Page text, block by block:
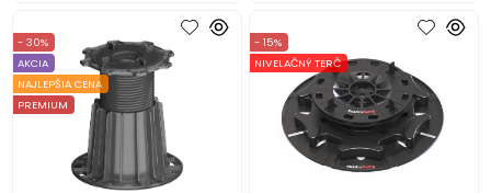
- 30%
AKCIA
NAJLEPŠIA CENA
PREMIUM
- 15%
NIVELAČNÝ TERČ